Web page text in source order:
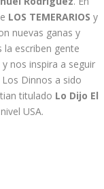
LOS TEMERARIOS y
nuevas ganas y
la escriben gente
nos inspira a seguir
Dinnos a sido
titulado Lo Dijo El
USA.